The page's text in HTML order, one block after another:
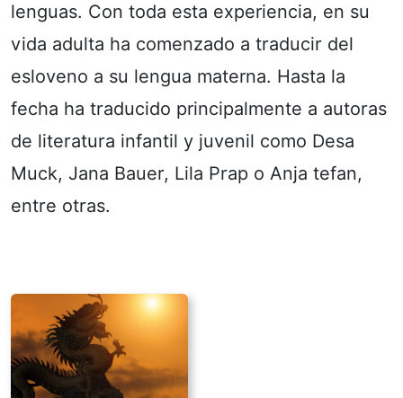
lenguas. Con toda esta experiencia, en su
vida adulta ha comenzado a traducir del
esloveno a su lengua materna. Hasta la
fecha ha traducido principalmente a autoras
de literatura infantil y juvenil como Desa
Muck, Jana Bauer, Lila Prap o Anja tefan,
entre otras.